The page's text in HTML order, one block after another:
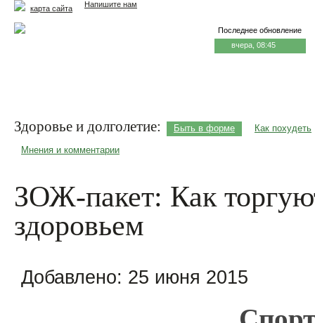
Напишите нам
карта сайта
Последнее обновление
вчера, 08:45
Здоровье и долголетие: Быть в форме Как похудеть
Мнения и комментарии
ЗОЖ-пакет: Как
здоровьем
Добавлено: 25 июня 2015